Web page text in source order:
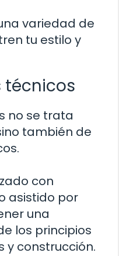
variedad de
tu estilo y
técnicos
no se trata
también de
con
asistido por
una
los principios
y construcción.